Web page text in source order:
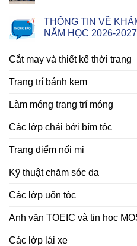
THÔNG TIN VỀ
NĂM HỌC 2026-2027
Cắt may và thiết kế thời trang
Trang trí bánh kem
Làm móng trang trí móng
Các lớp chải bới bím tóc
Trang điểm nối mi
Kỹ thuật chăm sóc da
Các lớp uốn tóc
Anh văn TOEIC và tin học
Các lớp lái xe